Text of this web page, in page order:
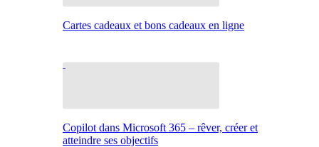
Cartes cadeaux et bons cadeaux en ligne
Copilot dans Microsoft 365 – rêver, créer et
atteindre ses objectifs